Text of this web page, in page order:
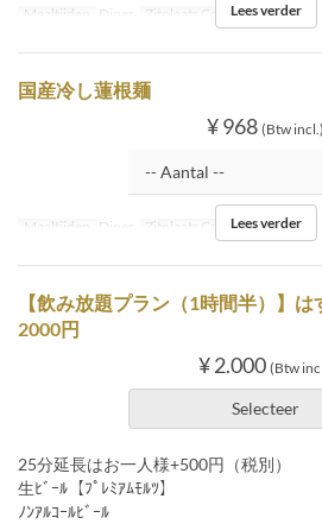
Maaltijden Diner Zitplaats Categorie Inside
Lees verder
国産冷し蓮根麺
¥ 968 (Btw incl.)
Maaltijden Diner Zitplaats Categorie Inside
Lees verder
【飲み放題プラン（1時間半）】
2000円
¥ 2.000 (Btw
Selecteer
25分延長はお一人様+500円（税別）
生ﾋﾞｰﾙ【ﾌﾟﾚﾐｱﾑﾓﾙﾂ】
ﾉﾝｱﾙｺｰﾙﾋﾞｰﾙ